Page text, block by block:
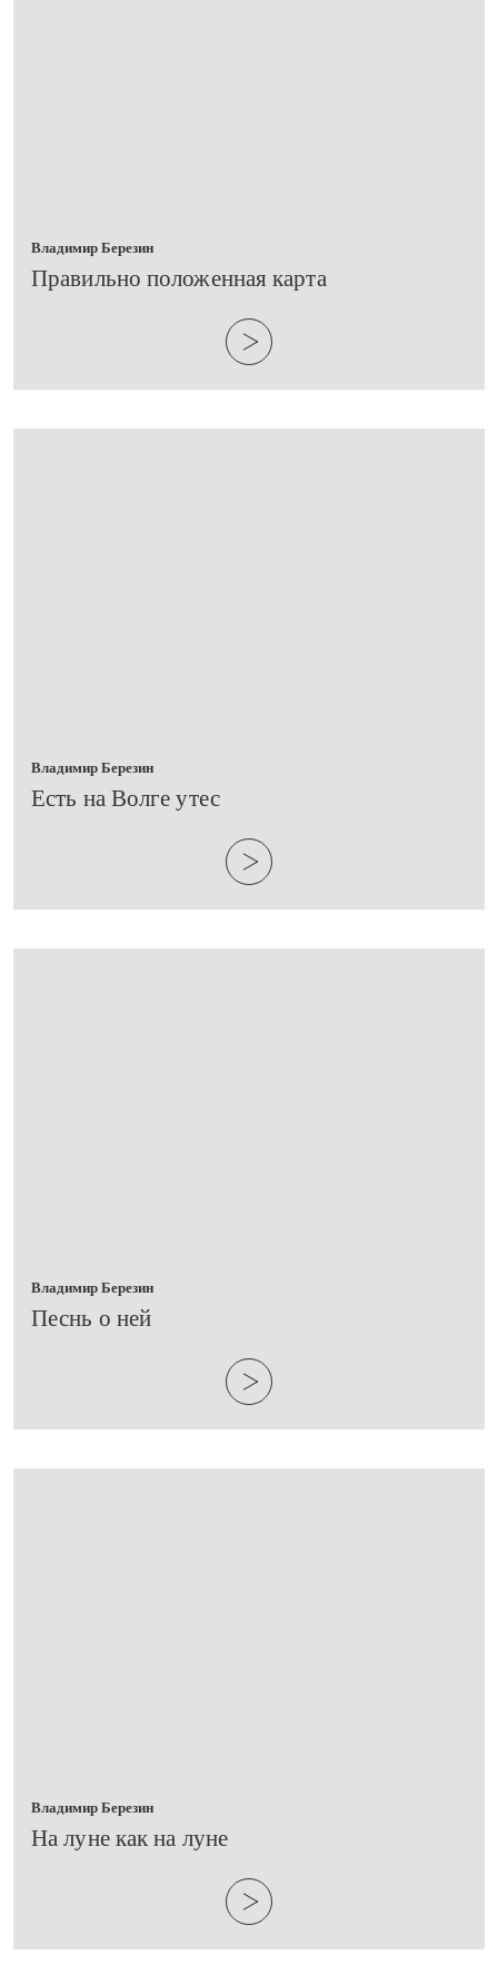
Владимир Березин
​Правильно положенная карта
Владимир Березин
​Есть на Волге утес
Владимир Березин
​Песнь о ней
Владимир Березин
​На луне как на луне